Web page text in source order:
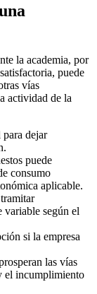
la academia, por
puede
vías
actividad de la
para dejar
puede
consumo
aplicable.
variable según el
si la empresa
las vías
el incumplimiento